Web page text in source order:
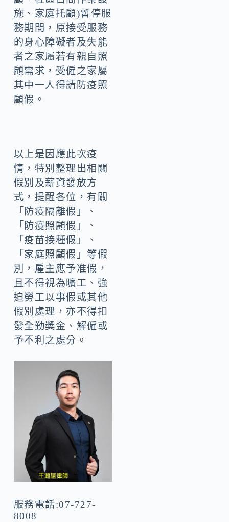
施、家庭托顧)暫停服
務期間，原接受服務
的身心障礙者及失能
者之家屬若有親自照
顧需求，受僱之家屬
其中一人得請防疫照
顧假。
以上是因應此次疫
情，特別整理出相關
假別及薪資發放方
式，提醒各位，有關
「防疫隔離假」、
「防疫照顧假」、
「疫苗接種假」、
「家庭照顧假」等假
別，雇主應予准假，
且不得視為曠工、強
迫勞工以事假或其他
假別處理，亦不得扣
發全勤獎金、解僱或
予不利之處分。
服務電話:07-727-
8008